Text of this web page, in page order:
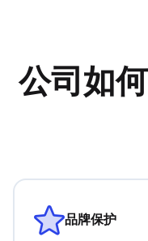
公司如何
品牌保护